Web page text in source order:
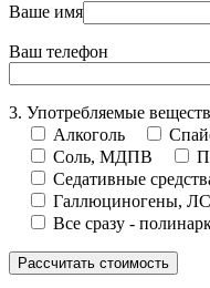
Ваше имя
Ваш телефон
3. Употребляемые
Алкоголь
Соль, МДПВ
Седативные
Галлюциногены,
Все сразу -